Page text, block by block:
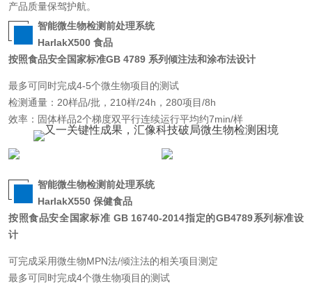
产品质量保驾护航。
智能微生物检测前处理系统
HarlakX500 食品
按照食品安全国家标准GB 4789 系列倾注法和涂布法设计
最多可同时完成4-5个微生物项目的测试
检测通量：20样品/批，210样/24h，280项目/8h
效率：固体样品2个梯度双平行连续运行平均约7min/样
智能微生物检测前处理系统
HarlakX550 保健食品
按照食品安全国家标准 GB 16740-2014指定的GB4789系列标准设
计
可完成采用微生物MPN法/倾注法的相关项目测定
最多可同时完成4个微生物项目的测试